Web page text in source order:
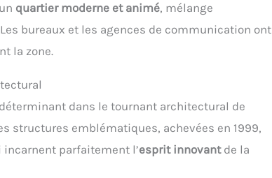
quartier moderne et animé, mélange
bureaux et les agences de communication ont
la zone.
dans le tournant architectural de
structures emblématiques, achevées en 1999,
parfaitement l’esprit innovantde la